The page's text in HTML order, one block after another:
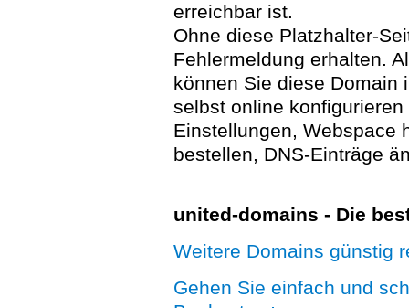
erreichbar ist.
Ohne diese Platzhalter-
Fehlermeldung erhalten.
können Sie diese Domain
selbst online
Einstellungen, Webspace
bestellen, DNS-Einträge
united-domains - Die
Weitere Domains günstig
Gehen Sie einfach und